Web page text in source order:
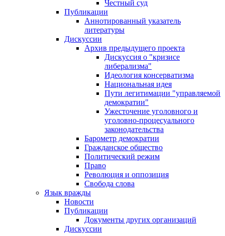
Честный суд
Публикации
Аннотированный указатель
литературы
Дискуссии
Архив предыдущего проекта
Дискуссия о "кризисе
либерализма"
Идеология консерватизма
Национальная идея
Пути легитимации "управляемой
демократии"
Ужесточение уголовного и
уголовно-процесуального
законодательства
Барометр демократии
Гражданское общество
Политический режим
Право
Революция и оппозиция
Свобода слова
Язык вражды
Новости
Публикации
Документы других организаций
Дискуссии